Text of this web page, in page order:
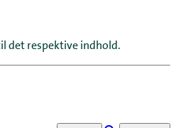
det respektive indhold.